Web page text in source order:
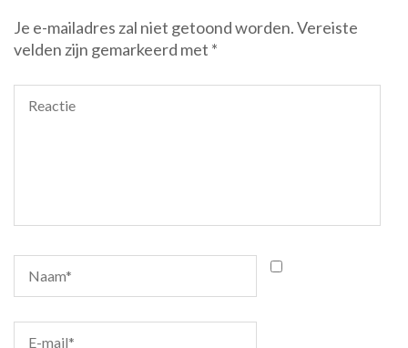
Je e-mailadres zal niet getoond worden.Vereiste
velden zijn gemarkeerd met *